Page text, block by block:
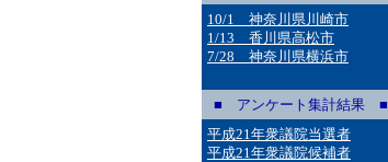
10/1 神奈川県川崎市
1/13 香川県高松市
7/28 神奈川県横浜市
■ アンケート集計結果 ■
平成21年衆議院当選者
平成21年衆議院候補者